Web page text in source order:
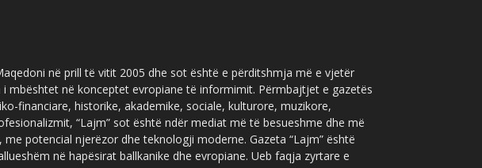
në prill të vitit 2005 dhe sot është e përditshmja më e vjetër
mbështet në konceptet evropiane të informimit. Përmbajtjet e gazetës
financiare, historike, akademike, sociale, kulturore, muzikore,
“Lajm” sot është ndër mediat më të besueshme dhe më
potencial njerëzor dhe teknologji moderne. Gazeta “Lajm” është
në hapësirat ballkanike dhe evropiane. Ueb faqja zyrtare e